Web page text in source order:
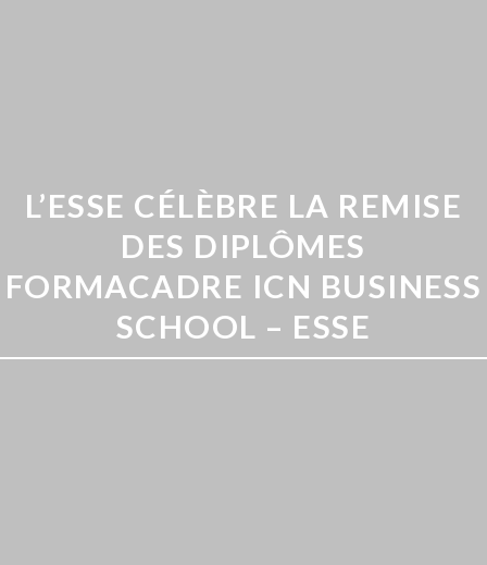
L’ESSE CÉLÈBRE LA REMISE
DES DIPLÔMES
FORMACADRE ICN BUSINESS
SCHOOL – ESSE